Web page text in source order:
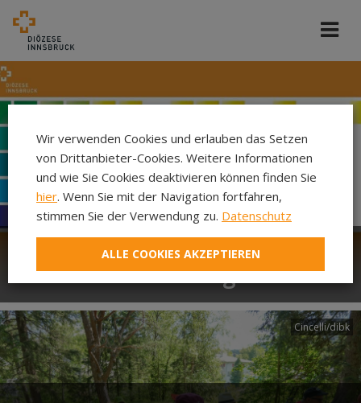
Exerzitien im Alltag
Cincelli/dibk
Wir verwenden Cookies und erlauben das Setzen
von Drittanbieter-Cookies. Weitere Informationen
und wie Sie Cookies deaktivieren können finden Sie
hier. Wenn Sie mit der Navigation fortfahren,
stimmen Sie der Verwendung zu. Datenschutz
ALLE COOKIES AKZEPTIEREN